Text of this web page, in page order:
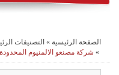
الصفحة الرئيسية » التصنيفات
» شركة مصنعو الالمنيوم